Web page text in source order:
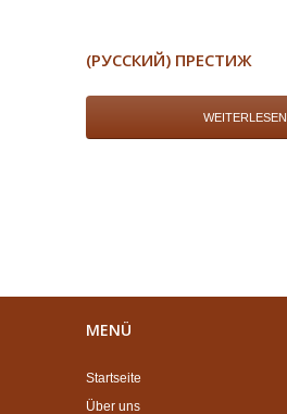
(РУССКИЙ) ПРЕСТИЖ
WEITERLESEN
MENÜ
Startseite
Über uns